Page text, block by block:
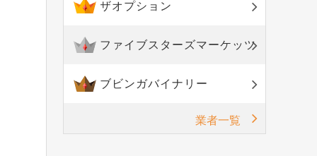
ザオプション
ファイブスターズマーケッツ
ブビンガバイナリー
業者一覧